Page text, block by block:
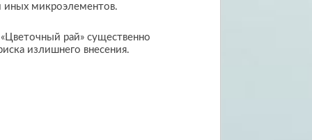
иных микроэлементов.
рай» существенно
излишнего внесения.